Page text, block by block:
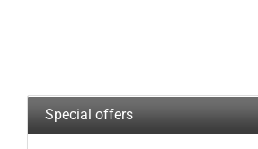
Special offers